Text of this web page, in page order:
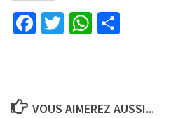
Facebook
TwitterWhatsApp
VOUS AIMEREZ AUSSI...